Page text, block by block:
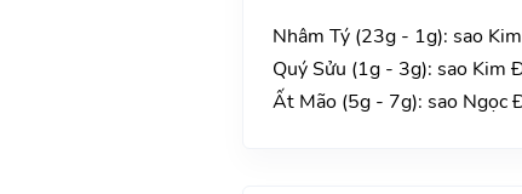
Nhâm Tý (23g - 1g): sao
Quý Sửu (1g - 3g): sao Kim
Ất Mão (5g - 7g): sao Ngọc